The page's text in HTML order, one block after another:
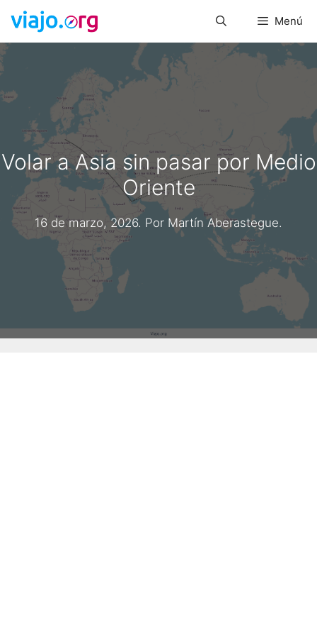
Saltar
contenido
Menú
Volar a Asia sin pasar por Medio
Oriente
16 de marzo, 2026. Por Martín Aberastegue.